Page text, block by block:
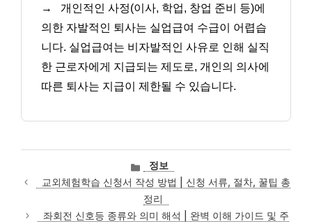
→
개인적인 사정(이사, 학업, 창업 준비 등)에
의한 자발적인 퇴사는 실업급여 수급이 어렵습
니다. 실업급여는 비자발적인 사유로 인해 실직
한 근로자에게 지급되는 제도로, 개인의 의사에
따른 퇴사는 지급이 제한될 수 있습니다.
카
테
고
리
정보
교외체험학습 신청서 작성 방법 | 신청 서류, 절차, 꿀팁 총
정리
좌회전 신호등 종류와 의미 해석 | 완벽 이해 가이드 및 주